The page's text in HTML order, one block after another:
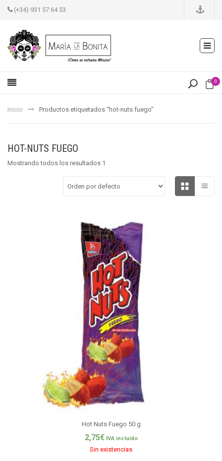
(+34) 931 57 64 53
0
Inicio Productos etiquetados “hot-nuts fuego”
HOT-NUTS FUEGO
Mostrando todos los resultados 1
Hot Nuts Fuego 50 g
2,75€ IVA incluido
Sin existencias